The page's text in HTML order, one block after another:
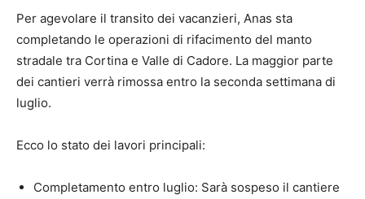
Per agevolare il transito dei vacanzieri, Anas sta
completando le operazioni di rifacimento del manto
stradale tra Cortina e Valle di Cadore. La maggior parte
dei cantieri verrà rimossa entro la seconda settimana di
luglio.
Ecco lo stato dei lavori principali:
Completamento entro luglio: Sarà sospeso il cantiere